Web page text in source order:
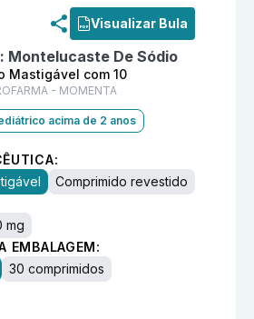
Visualizar Bula
Montelucaste De Sódio
Mastigável com 10
- MOMENTA
acima de 2 anos
Comprimido revestido
mg
EMBALAGEM:
30 comprimidos